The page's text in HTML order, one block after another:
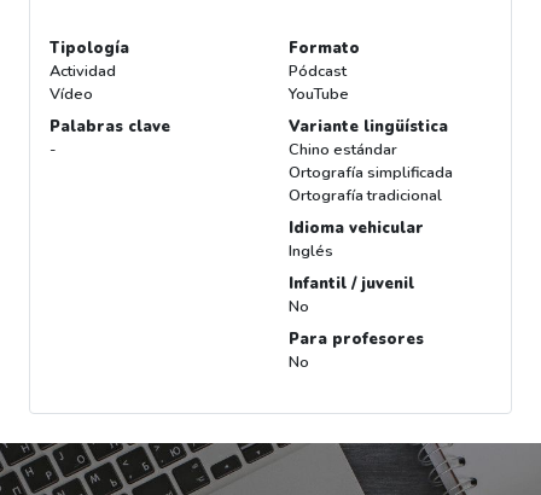
Tipología
Actividad
Vídeo
Palabras clave
-
Formato
Pódcast
YouTube
Variante lingüística
Chino estándar
Ortografía simplificada
Ortografía tradicional
Idioma vehicular
Inglés
Infantil / juvenil
No
Para profesores
No